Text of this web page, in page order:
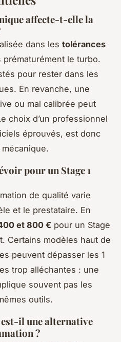
affecte-t-elle la
dans les tolérances
prématurément le turbo.
pour rester dans les
En revanche, une
ou mal calibrée peut
choix d’un professionnel
éprouvés, est donc
pour un Stage 1
de qualité varie
et le prestataire. En
et 800 € pour un Stage
Certains modèles haut de
peuvent dépasser les 1
trop alléchantes : une
souvent pas les
outils.
il une alternative
?